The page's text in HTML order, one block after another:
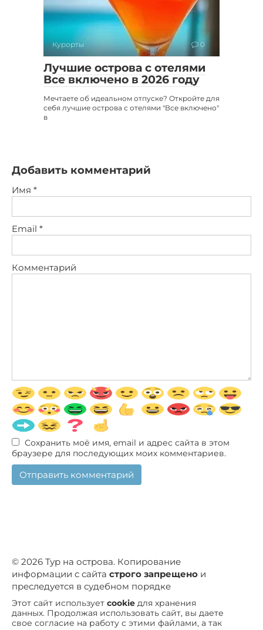
Курорты 0
Лучшие острова с отелями
Все включено в 2026 году
Мечтаете об идеальном отпуске? Откройте для
себя лучшие острова с отелями "Все включено"
в
Добавить комментарий
Имя *
Email *
Комментарий
Сохранить моё имя, email и адрес сайта в этом
браузере для последующих моих комментариев.
© 2026 Тур на острова. Копирование
информации с сайта строго запрещено и
преследуется в судебном порядке
Этот сайт использует cookie для хранения
данных. Продолжая использовать сайт, вы даете
свое согласие на работу с этими файлами, а так